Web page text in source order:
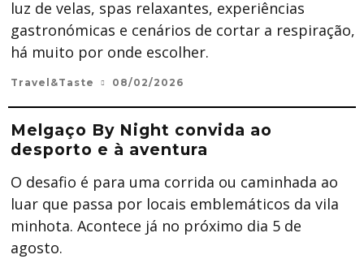
luz de velas, spas relaxantes, experiências
gastronómicas e cenários de cortar a respiração,
há muito por onde escolher.
Travel&Taste 08/02/2026
Melgaço By Night convida ao
desporto e à aventura
O desafio é para uma corrida ou caminhada ao
luar que passa por locais emblemáticos da vila
minhota. Acontece já no próximo dia 5 de
agosto.